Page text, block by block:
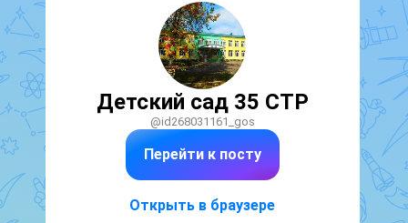
Детский сад 35 СТР
@id268031161_gos
Перейти к посту
Открыть в браузере